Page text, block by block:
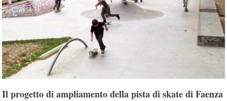
Il progetto di ampliamento della pista di skate di Faenza